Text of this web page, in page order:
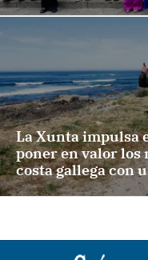
La Xunta impulsa
poner en valor los
costa gallega con